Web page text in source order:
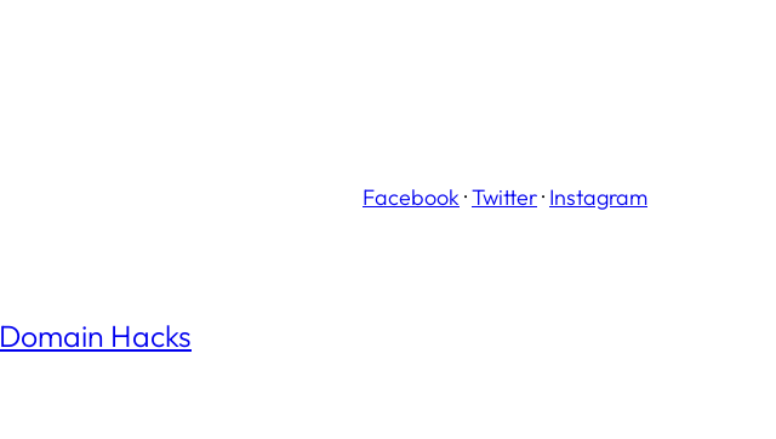
Facebook ·Twitter· Instagram
Domain Hacks